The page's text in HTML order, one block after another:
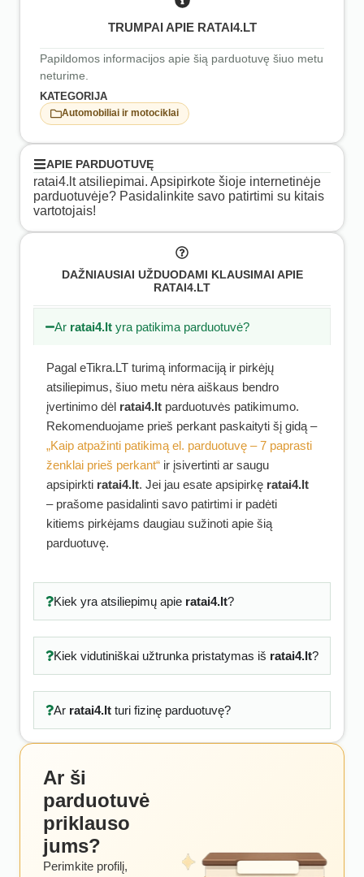
TRUMPAI APIE RATAI4.LT
Papildomos informacijos apie šią parduotuvę šiuo metu
neturime.
KATEGORIJA
Automobiliai ir motociklai
APIE PARDUOTUVĘ
ratai4.lt atsiliepimai. Apsipirkote šioje internetinėje
parduotuvėje? Pasidalinkite savo patirtimi su kitais
vartotojais!
DAŽNIAUSIAI UŽDUODAMI KLAUSIMAI APIE
RATAI4.LT
Ar ratai4.lt yra patikima parduotuvė?
Pagal eTikra.LT turimą informaciją ir pirkėjų
atsiliepimus, šiuo metu nėra aiškaus bendro
įvertinimo dėl ratai4.lt parduotuvės patikimumo.
Rekomenduojame prieš perkant paskaityti šį gidą –
„Kaip atpažinti patikimą el. parduotuvę – 7 paprasti
ženklai prieš perkant“ ir įsivertinti ar saugu
apsipirkti ratai4.lt. Jei jau esate apsipirkę ratai4.lt
– prašome pasidalinti savo patirtimi ir padėti
kitiems pirkėjams daugiau sužinoti apie šią
parduotuvę.
Kiek yra atsiliepimų apie ratai4.lt?
Kiek vidutiniškai užtrunka pristatymas iš ratai4.lt?
Ar ratai4.ltturi fizinę parduotuvę?
Ar ši
parduotuvė
priklauso
jums?
Perimkite profilį,